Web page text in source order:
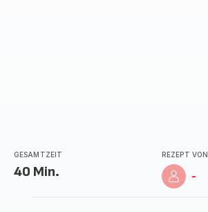
GESAMTZEIT
40 Min.
REZEPT VON
-